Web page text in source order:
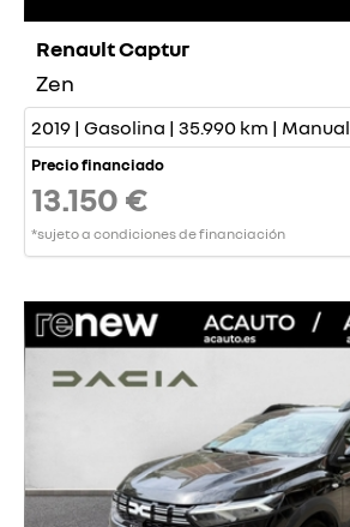
Renault Captur
Zen
2019 | Gasolina | 35.990 km | Manual
Precio financiado
13.150 €
*sujeto a condiciones de financiación